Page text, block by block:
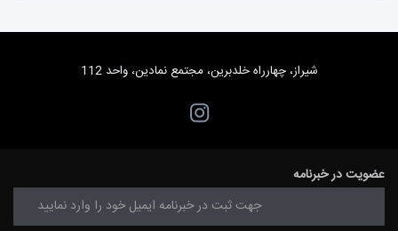
شیراز، چهارراه خلدبرین، مجتمع نمادین، واحد 112
عضویت در خبرنامه